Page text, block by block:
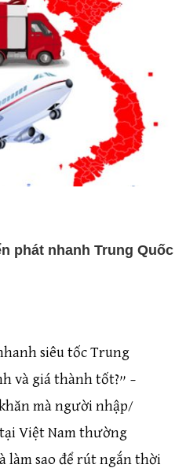
phát nhanh Trung Quốc
siêu tốc Trung
và giá thành tốt?” –
mà người nhập/
Việt Nam thường
làm sao để rút ngắn thời